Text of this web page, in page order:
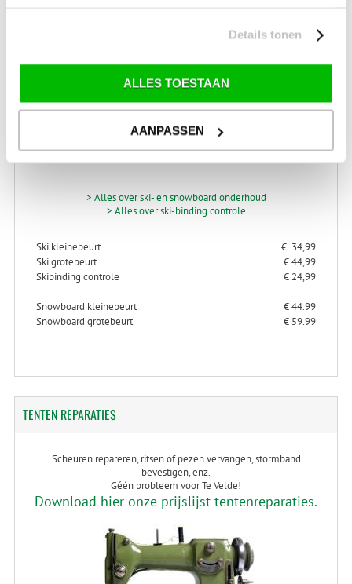
Details tonen
ALLES TOESTAAN
AANPASSEN
ONDERHOUD
> Alles over ski- en snowboard onderhoud
> Alles over ski-binding controle
Ski kleinebeurt
€ 34,99
Ski grotebeurt
€ 44,99
Skibinding controle
€ 24,99
Snowboard kleinebeurt
€ 44.99
Snowboard grotebeurt
€ 59.99
TENTENREPARATIES
Scheuren repareren, ritsen of pezen vervangen, stormband
bevestigen, enz.
Géén probleem voor Te Velde!
Download hier onze prijslijst tentenreparaties.